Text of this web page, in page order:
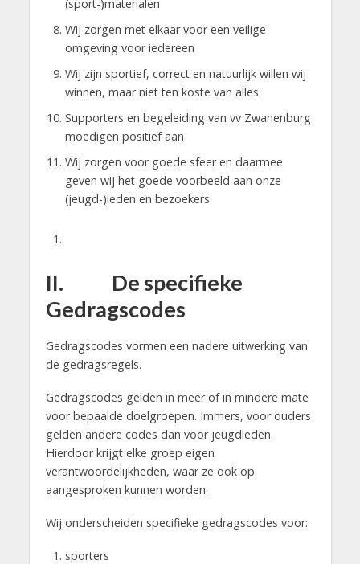
(sport-)materialen
Wij zorgen met elkaar voor een veilige
omgeving voor iedereen
Wij zijn sportief, correct en natuurlijk willen wij
winnen, maar niet ten koste van alles
Supporters en begeleiding van vv Zwanenburg
moedigen positief aan
Wij zorgen voor goede sfeer en daarmee
geven wij het goede voorbeeld aan onze
(jeugd-)leden en bezoekers
II. De specifieke
Gedragscodes
Gedragscodes vormen een nadere uitwerking van
de gedragsregels.
Gedragscodes gelden in meer of in mindere mate
voor bepaalde doelgroepen. Immers, voor ouders
gelden andere codes dan voor jeugdleden.
Hierdoor krijgt elke groep eigen
verantwoordelijkheden, waar ze ook op
aangesproken kunnen worden.
Wij onderscheiden specifieke gedragscodes voor:
sporters